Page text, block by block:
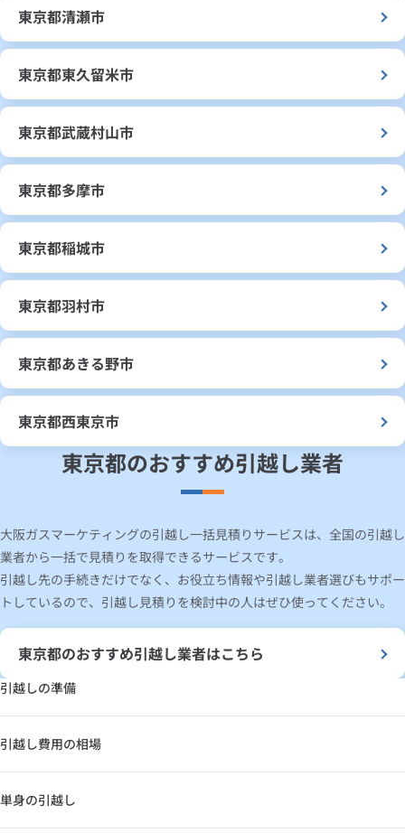
東京都清瀬市
東京都東久留米市
東京都武蔵村山市
東京都多摩市
東京都稲城市
東京都羽村市
東京都あきる野市
東京都西東京市
東京都のおすすめ引越し業者
大阪ガスマーケティングの引越し一括見積りサービスは、全国の引越し
業者から一括で見積りを取得できるサービスです。
引越し先の手続きだけでなく、お役立ち情報や引越し業者選びもサポー
トしているので、引越し見積りを検討中の人はぜひ使ってください。
東京都のおすすめ引越し業者はこちら
引越しの準備
引越し費用の相場
単身の引越し